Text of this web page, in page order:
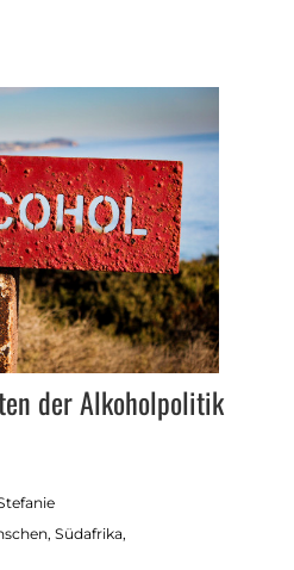
der Alkoholpolitik
,Südafrika,